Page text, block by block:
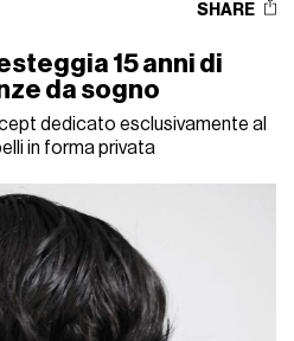
SHARE
15 anni di
da sogno
dedicato esclusivamente al
in forma privata